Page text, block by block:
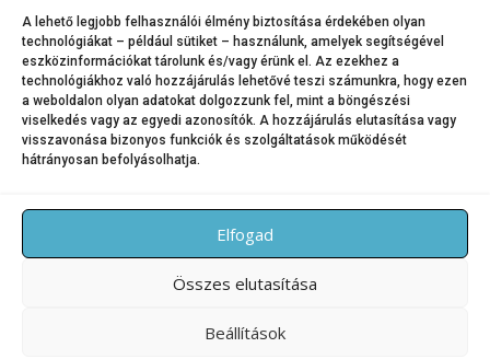
A lehető legjobb felhasználói élmény biztosítása érdekében olyan
technológiákat – például sütiket – használunk, amelyek segítségével
eszközinformációkat tárolunk és/vagy érünk el. Az ezekhez a
technológiákhoz való hozzájárulás lehetővé teszi számunkra, hogy ezen
a weboldalon olyan adatokat dolgozzunk fel, mint a böngészési
viselkedés vagy az egyedi azonosítók. A hozzájárulás elutasítása vagy
visszavonása bizonyos funkciók és szolgáltatások működését
hátrányosan befolyásolhatja.
Elfogad
Összes elutasítása
Beállítások
– hangsúlyozta a docens. Hozzáfűzte, kutatótársaival éppen egy
tudományos publikáción dolgoznak, amely részletesen bemutatja a
kifejlesztett módszertan működését, és gyakorlati példákkal támasztja
alá alkalmazásának hasznosságát.
KATEGÓRIA:HÍREK